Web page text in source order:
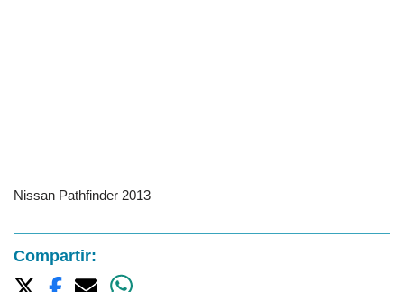
Nissan Pathfinder 2013
Compartir: